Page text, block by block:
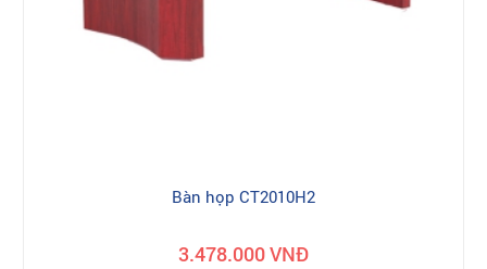
Bàn họp CT2010H2
3.478.000 VNĐ